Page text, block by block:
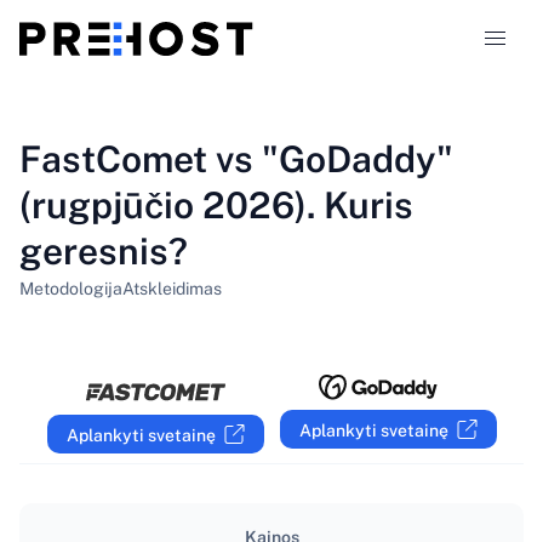
Palyginimai
Kuponai
LT
FastComet vs "GoDaddy"
(rugpjūčio 2026). Kuris
geresnis?
MetodologijaAtskleidimas
Aplankyti svetainę Aplankyti svetainę
Kainos